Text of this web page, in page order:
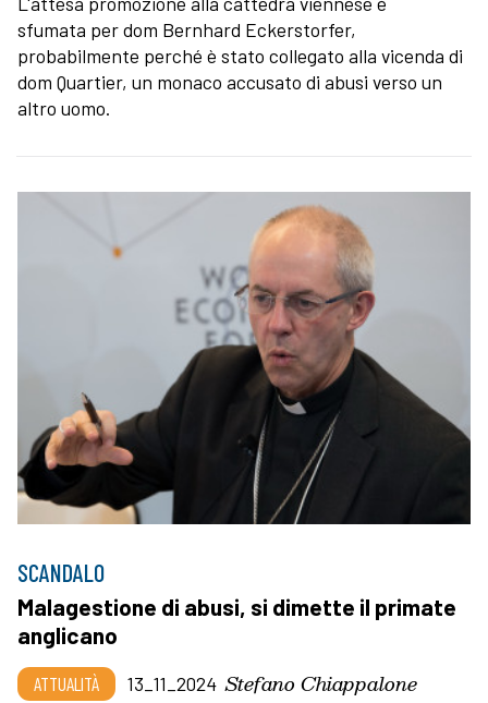
sfumata per dom Bernhard Eckerstorfer,
probabilmente perché è stato collegato alla vicenda di
dom Quartier, un monaco accusato di abusi verso un
altro uomo.
SCANDALO
Malagestione di abusi, si dimette il primate
anglicano
ATTUALITÀ 13_11_2024 Stefano Chiappalone